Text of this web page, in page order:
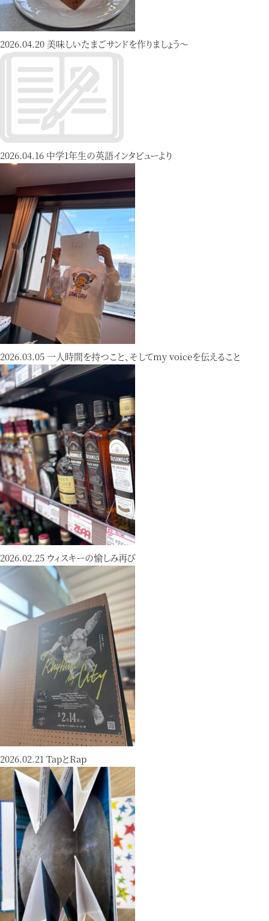
2026.04.20美味しいたまごサンドを作りましょう〜
2026.04.16 中学1年生の英語インタビューより
2026.03.05 一人時間を持つこと、そしてmy voiceを伝えること
2026.02.25 ウィスキーの愉しみ再び
2026.02.21 TapとRap